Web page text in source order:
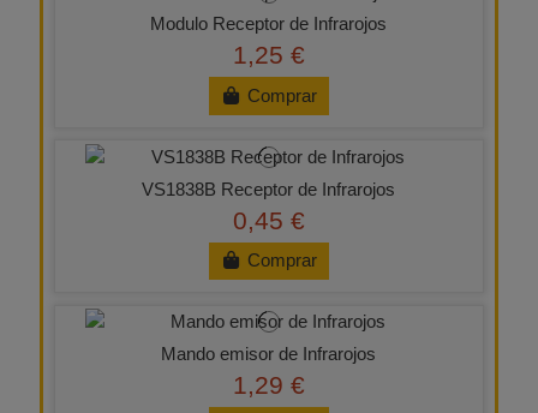
Modulo Receptor de Infrarojos
1,25 €
Comprar
VS1838B Receptor de Infrarojos
0,45 €
Comprar
Mando emisor de Infrarojos
1,29 €